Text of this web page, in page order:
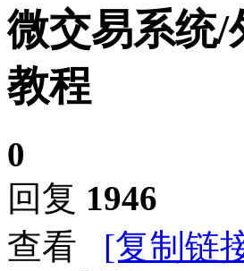
微交易系统/
教程
0
回复 1946
查看
[复制链